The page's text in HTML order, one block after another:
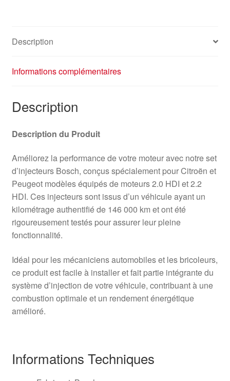
Description
Informations complémentaires
Description
Description du Produit
Améliorez la performance de votre moteur avec notre set
d’injecteurs Bosch, conçus spécialement pour Citroën et
Peugeot modèles équipés de moteurs 2.0 HDI et 2.2
HDI. Ces injecteurs sont issus d’un véhicule ayant un
kilométrage authentifié de 146 000 km et ont été
rigoureusement testés pour assurer leur pleine
fonctionnalité.
Idéal pour les mécaniciens automobiles et les bricoleurs,
ce produit est facile à installer et fait partie intégrante du
système d’injection de votre véhicule, contribuant à une
combustion optimale et un rendement énergétique
amélioré.
Informations Techniques